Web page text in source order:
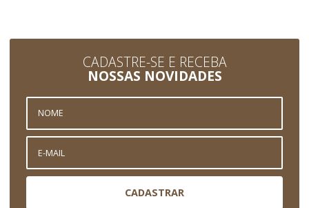
CADASTRE-SE E RECEBA
NOSSAS NOVIDADES
CADASTRAR